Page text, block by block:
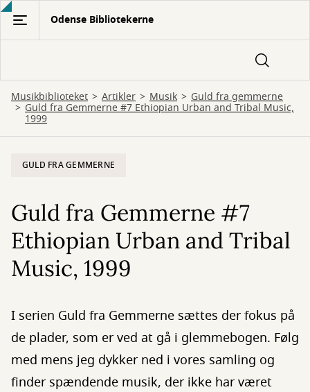
Gå
hovedindhold
Odense Bibliotekerne
Musikbiblioteket Artikler Musik Guld fra gemmerne
Guld fra Gemmerne #7 Ethiopian Urban and Tribal Music,
1999
GULD FRA GEMMERNE
Guld fra Gemmerne #7
Ethiopian Urban and Tribal
Music, 1999
I serien Guld fra Gemmerne sættes der fokus på
de plader, som er ved at gå i glemmebogen. Følg
med mens jeg dykker ned i vores samling og
finder spændende musik, der ikke har været